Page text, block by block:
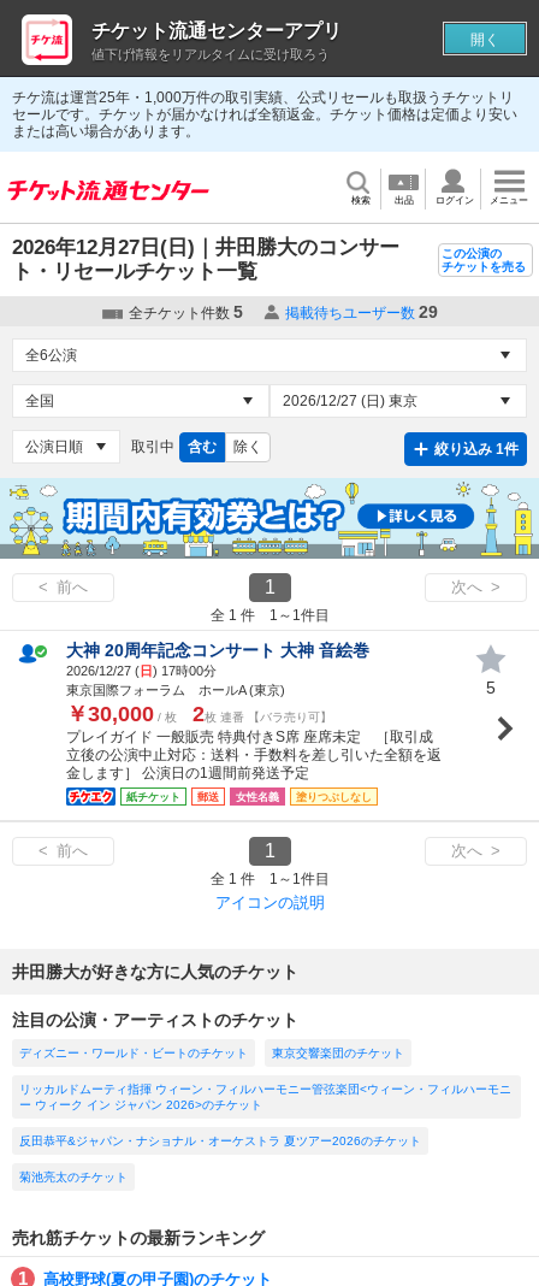
チケ流は運営25年・1,000万件の取引実績、公式リセールも取扱うチケットリ
セールです。チケットが届かなければ全額返金。チケット価格は定価より安い
または高い場合があります。
検索 出品 ログイン メニュー
2026年12月27日(日)｜井田勝大のコンサー
ト・リセールチケット一覧
この公演の
チケットを売る
全チケット件数 5 掲載待ちユーザー数 29
取引中 含む 除く 絞り込み 1件
< 前へ 1 次へ >
全 1 件 1～1件目
大神 20周年記念コンサート 大神 音絵巻
2026/12/27 (日) 17時00分
東京国際フォーラム ホールA (東京)
￥30,000 / 枚 2枚 連番 【バラ売り可】
プレイガイド 一般販売 特典付きS席 座席未定 ［取引成
立後の公演中止対応：送料・手数料を差し引いた全額を返
金します］ 公演日の1週間前発送予定
紙チケット 郵送 女性名義 塗りつぶしなし
5
< 前へ 1 次へ >
全 1 件 1～1件目
アイコンの説明
井田勝大が好きな方に人気のチケット
注目の公演・アーティストのチケット
ディズニー・ワールド・ビートのチケット 東京交響楽団のチケット
リッカルドムーティ指揮 ウィーン・フィルハーモニー管弦楽団<ウィーン・フィルハーモニ
ー ウィーク イン ジャパン 2026>のチケット
反田恭平&ジャパン・ナショナル・オーケストラ 夏ツアー2026のチケット
菊池亮太のチケット
売れ筋チケットの最新ランキング
高校野球(夏の甲子園)のチケット
チケット流通センターアプリ
値下げ情報をリアルタイムに受け取ろう
開く